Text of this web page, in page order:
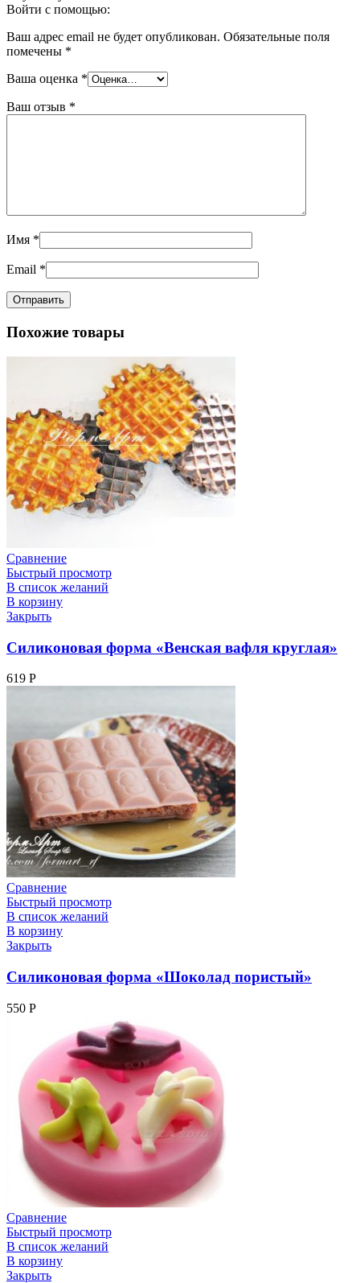
Войти с помощью:
Ваш адрес email не будет опубликован. Обязательные поля
помечены *
Ваша оценка *
Ваш отзыв *
Имя *
Email *
Похожие товары
Сравнение
Быстрый просмотр
В список желаний
В корзину
Закрыть
Силиконовая форма «Венская вафля круглая»
619 Р
Сравнение
Быстрый просмотр
В список желаний
В корзину
Закрыть
Силиконовая форма «Шоколад пористый»
550 Р
Сравнение
Быстрый просмотр
В список желаний
В корзину
Закрыть